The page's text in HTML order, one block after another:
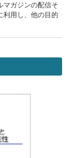
マガジンの配信そ
利用し、他の目的